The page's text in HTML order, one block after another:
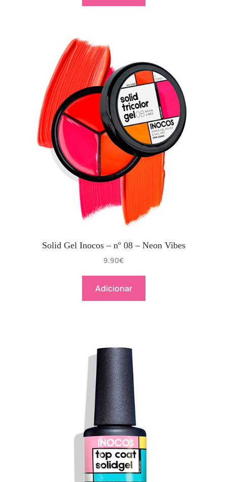
Solid Gel Inocos – nº 08 – Neon Vibes
9.90€
Adicionar